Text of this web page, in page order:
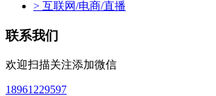
> 互联网/电商/直播
联系我们
欢迎扫描关注添加微信
18961229597